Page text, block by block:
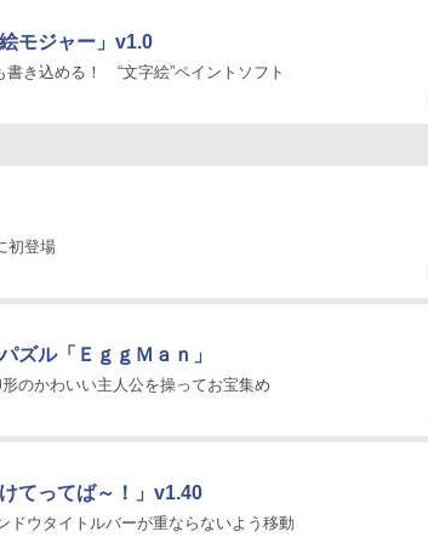
モジャー」v1.0
き込める！ “文字絵”ペイントソフト
初登場
ズル「ＥｇｇＭａｎ」
のかわいい主人公を操ってお宝集め
てってば～！」v1.40
ドウタイトルバーが重ならないよう移動